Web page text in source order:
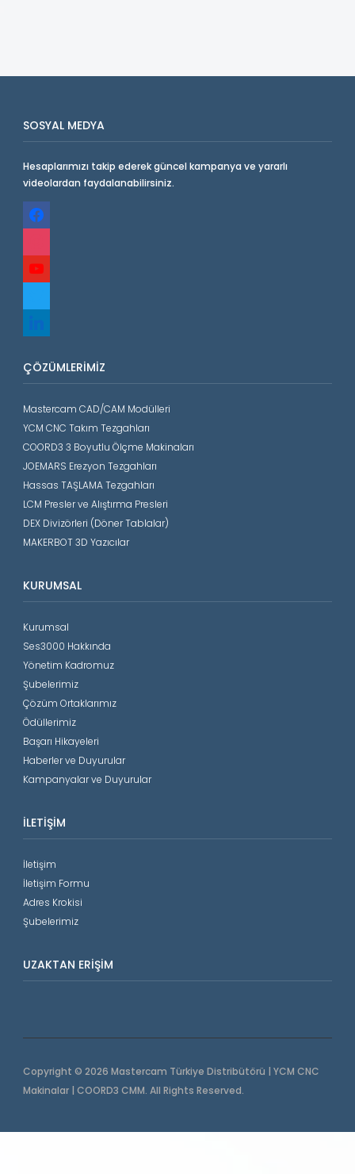
SOSYAL MEDYA
Hesaplarımızı takip ederek güncel kampanya ve yararlı
videolardan faydalanabilirsiniz.
facebook
youtube
ÇÖZÜMLERIMIZ
Mastercam CAD/CAM Modülleri
YCM CNC Takım Tezgahları
COORD3 3 Boyutlu Ölçme Makinaları
JOEMARS Erezyon Tezgahları
Hassas TAŞLAMA Tezgahları
LCM Presler ve Alıştırma Presleri
DEX Divizörleri (Döner Tablalar)
MAKERBOT 3D Yazıcılar
KURUMSAL
Kurumsal
Ses3000 Hakkında
Yönetim Kadromuz
Şubelerimiz
Çözüm Ortaklarımız
Ödüllerimiz
Başarı Hikayeleri
Haberler ve Duyurular
Kampanyalar ve Duyurular
İLETIŞIM
İletişim
İletişim Formu
Adres Krokisi
Şubelerimiz
UZAKTAN ERIŞIM
Copyright © 2026 Mastercam Türkiye Distribütörü | YCM CNC
Makinalar | COORD3 CMM. All Rights Reserved.